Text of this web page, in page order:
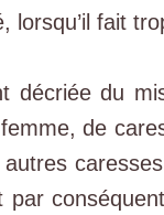
lorsqu’il fait
décriée du
de